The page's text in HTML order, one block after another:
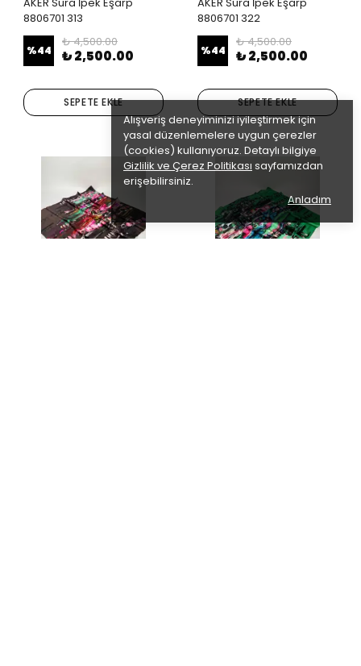
Alışveriş deneyiminizi iyileştirmek için
yasal düzenlemelere uygun çerezler
(cookies) kullanıyoruz. Detaylı bilgiye
Gizlilik ve Çerez Politikası sayfamızdan
erişebilirsiniz.
Anladım
8806701 313
%44
₺ 4,500.00
₺ 2,500.00
SEPETE EKLE
8806701 322
%44
₺ 4,500.00
₺ 2,500.00
SEPETE EKLE